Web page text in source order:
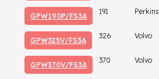
GPW190P/FS3A
191 Perkins
GPW325V/FS3A
326 Volvo
GPW370V/FS3A
370 Volvo